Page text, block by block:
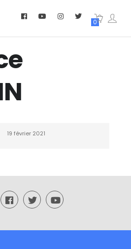
0
19 février 2021